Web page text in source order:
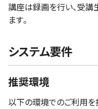
講座は録画を行い、受
ます。
システム要件
推奨環境
以下の環境でのご利用を